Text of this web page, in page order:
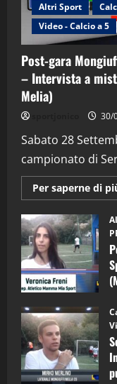
Altri Sport
Video - Calcio a 5
Post-gara
– Intervista a
Melia)
30/
Sabato 28
campionato di
Per saperne di
2
3
4